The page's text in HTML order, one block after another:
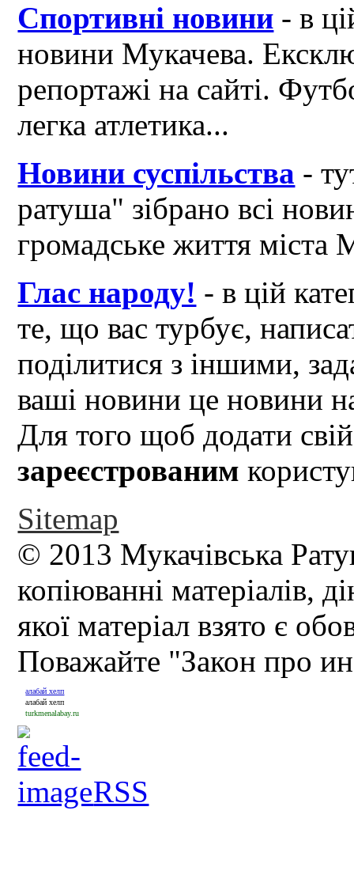
Спортивні новини - в
новини Мукачева.
репортажі на сайті.
легка атлетика...
Новини суспільства -
ратуша" зібрано всі
громадське життя міста
Глас народу! - в цій
те, що вас турбує,
поділитися з іншими,
ваші новини це новини
Для того щоб додати
зареєстрованим
Sitemap
© 2013 Мукачівська
копіюванні матеріалів,
якої матеріал взято є
Поважайте "Закон про
алабай хелп
алабай хелп
turkmenalabay.ru
RSS